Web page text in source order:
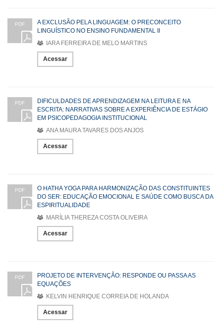
PDF
A EXCLUSÃO PELA LINGUAGEM: O PRECONCEITO
LINGUÍSTICO NO ENSINO FUNDAMENTAL II
IARA FERREIRA DE MELO MARTINS
Acessar
PDF
DIFICULDADES DE APRENDIZAGEM NA LEITURA E NA
ESCRITA: NARRATIVAS SOBRE A EXPERIÊNCIA DE ESTÁGIO
EM PSICOPEDAGOGIA INSTITUCIONAL
ANA MAURA TAVARES DOS ANJOS
Acessar
PDF
O HATHA YOGA PARA HARMONIZAÇÃO DAS CONSTITUINTES
DO SER: EDUCAÇÃO EMOCIONAL E SAÚDE COMO BUSCA DA
ESPIRITUALIDADE
MARÍLIA THEREZA COSTA OLIVEIRA
Acessar
PDF
PROJETO DE INTERVENÇÃO: RESPONDE OU PASSA AS
EQUAÇÕES
KELVIN HENRIQUE CORREIA DE HOLANDA
Acessar